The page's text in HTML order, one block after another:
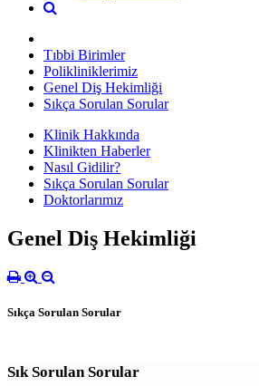
Tıbbi Birimler
Polikliniklerimiz
Genel Diş Hekimliği
Sıkça Sorulan Sorular
Klinik Hakkında
Klinikten Haberler
Nasıl Gidilir?
Sıkça Sorulan Sorular
Doktorlarımız
Genel Diş Hekimliği
Sıkça Sorulan Sorular
Sık Sorulan Sorular